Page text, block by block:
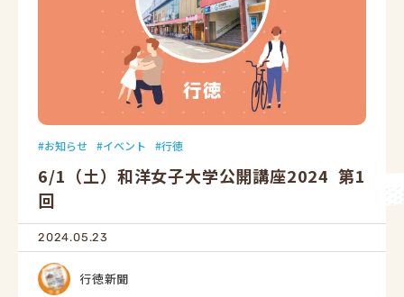
お知らせ イベント 行徳
6/1（土）和洋女子大学公開講座2024 第1
回
2024.05.23
行徳新聞